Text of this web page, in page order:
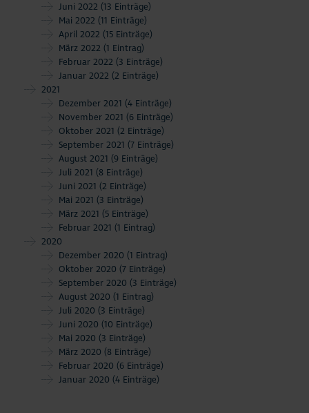
Juni 2022 (13 Einträge)
Mai 2022 (11 Einträge)
April 2022 (15 Einträge)
März 2022 (1 Eintrag)
Februar 2022 (3 Einträge)
Januar 2022 (2 Einträge)
2021
Dezember 2021 (4 Einträge)
November 2021 (6 Einträge)
Oktober 2021 (2 Einträge)
September 2021 (7 Einträge)
August 2021 (9 Einträge)
Juli 2021 (8 Einträge)
Juni 2021 (2 Einträge)
Mai 2021 (3 Einträge)
März 2021 (5 Einträge)
Februar 2021 (1 Eintrag)
2020
Dezember 2020 (1 Eintrag)
Oktober 2020 (7 Einträge)
September 2020 (3 Einträge)
August 2020 (1 Eintrag)
Juli 2020 (3 Einträge)
Juni 2020 (10 Einträge)
Mai 2020 (3 Einträge)
März 2020 (8 Einträge)
Februar 2020 (6 Einträge)
Januar 2020 (4 Einträge)